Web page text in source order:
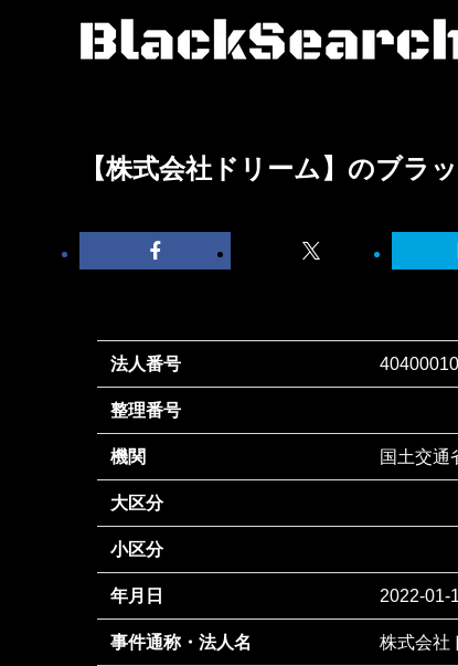
【株式会社ドリーム】のブラ
法人番号
整理番号
機関 国土交通
大区分
小区分
年月日 2022-01-
事件通称・法人名 株式会社